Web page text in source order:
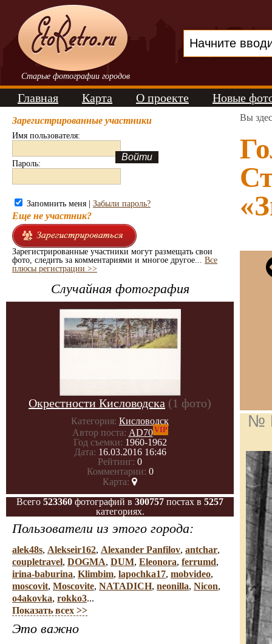
Старые фотографии городов
Главная Карта О проекте Новые
Зарегистрированные участники
Имя пользователя:
Пароль:
Запомнить меня | Забыли пароль?
Еще не участник?
Зарегистрированные участники могут размещать свои
фото, следить за комментариями и многое другое... Все
плюсы регистрации >>
Случайная фотография
Окрестности Кисловодска (1 фото)
Категория: Кисловодск
Автор поста: AD70VIP
Год съемки: 1960-1962
Дата: 16.03.2016 16:46
Рейтинг: 0
Комментарии: 0
Карта:
Всего 523360 фотографий в 300757 постах в 5257
категориях.
Пользователи из этого города:
alek48s, Alekseir162, Alexander Panfilov, antchar,
coupletravel, DOGMA, DUM, Eleonora, ferrumd,
irina-baburina, Klimbim, lapochka17, mobvideo,
moscovit, Moscovite, NATADICH, neonilla, Nicon,
o4akovka, rokko3...
Показать всех >>
Это важно
Вы
№